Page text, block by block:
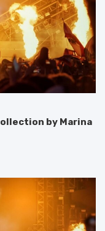
by Marina